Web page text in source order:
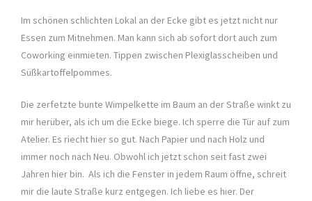
Im schönen schlichten Lokal an der Ecke gibt es jetzt nicht nur
Essen zum Mitnehmen. Man kann sich ab sofort dort auch zum
Coworking einmieten. Tippen zwischen Plexiglasscheiben und
Süßkartoffelpommes.
Die zerfetzte bunte Wimpelkette im Baum an der Straße winkt zu
mir herüber, als ich um die Ecke biege. Ich sperre die Tür auf zum
Atelier. Es riecht hier so gut. Nach Papier und nach Holz und
immer noch nach Neu. Obwohl ich jetzt schon seit fast zwei
Jahren hier bin. Als ich die Fenster in jedem Raum öffne, schreit
mir die laute Straße kurz entgegen. Ich liebe es hier. Der